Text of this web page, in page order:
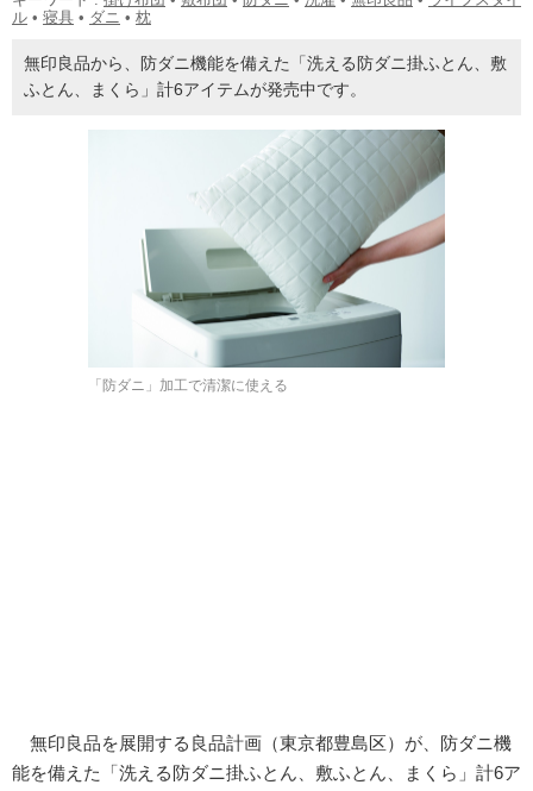
ル • 寝具 • ダニ • 枕
無印良品から、防ダニ機能を備えた「洗える防ダニ掛ふとん、敷
ふとん、まくら」計6アイテムが発売中です。
「防ダニ」加工で清潔に使える
無印良品を展開する良品計画（東京都豊島区）が、防ダニ機
能を備えた「洗える防ダニ掛ふとん、敷ふとん、まくら」計6ア